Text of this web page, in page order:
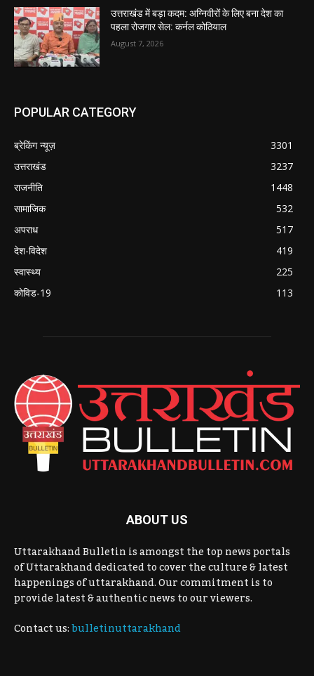
उत्तराखंड में बड़ा कदम: अग्निवीरों के लिए बना देश का
पहला रोजगार सेल: कर्नल कोठियाल
August 7, 2026
POPULAR CATEGORY
ब्रेकिंग न्यूज़
3301
उत्तराखंड
3237
राजनीति
1448
सामाजिक
532
अपराध
517
देश-विदेश
419
स्वास्थ्य
225
कोविड-19
113
ABOUT US
Uttarakhand Bulletin is amongst the top news portals
of Uttarakhand dedicated to cover the culture & latest
happenings of uttarakhand. Our commitment is to
provide latest & authentic news to our viewers.
Contact us:bulletinuttarakhand